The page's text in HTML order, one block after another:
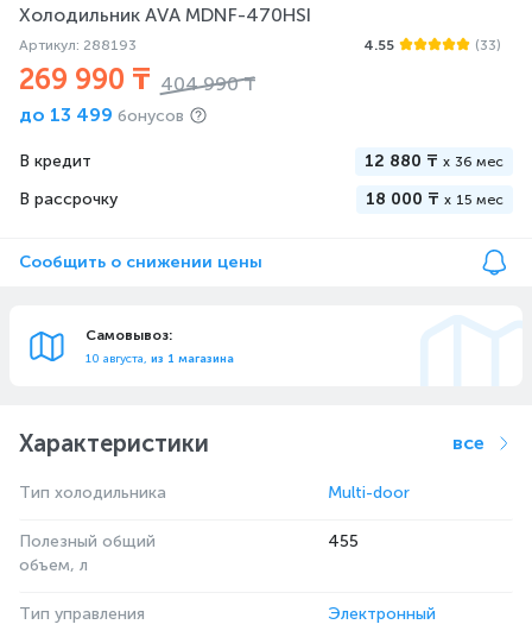
Холодильник AVA MDNF-470HSI
Артикул: 288193 4.55 (33)
269 990 ₸ 404 990 ₸
до 13 499 бонусов
В кредит 12 880 ₸ x 36 мес
В рассрочку 18 000 ₸ x 15 мес
Сообщить о снижении цены
Самовывоз:
10 августа, из 1 магазина
Характеристики все
Тип холодильника Multi-door
Полезный общий
объем, л
455
Тип управления Электронный